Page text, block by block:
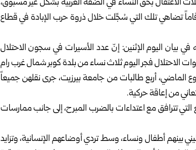
الاعتقال بحق النساء في الضفة الغربية بشكل غير مسبوق،
تضاهي تلك التي سُجِّلت خلال ذروة حرب الإبادة في قطاع
في بيان اليوم الإثنين: إنّ عدد الأسيرات في سجون الاحتلال
(95)، وذلك عقب اعتقال قوات الاحتلال فجر اليوم ثلاث نساء من بلدة كوبر شمال غرب رام
الماضي، أربع طالبات من جامعة بيرزيت، جرى نقلهن جميعاً
من إعاقة حركية.
تترافق مع اعتداءات بالضرب المبرح، إلى جانب ممارسات
الإسرائيلي نحو 9500 أسير فلسطيني بينهم أطفال ونساء، وسط تردي أوضاعهم الإنسانية، وتزايد